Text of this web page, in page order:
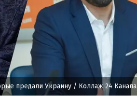
предали Украину / Коллаж 24 Канала